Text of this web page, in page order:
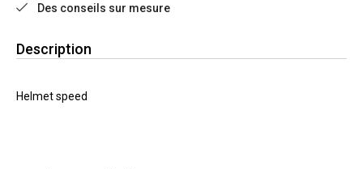
Des conseils sur mesure
Description
Helmet speed